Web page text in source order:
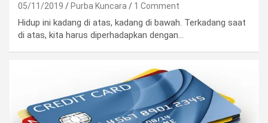
05/11/2019 Purba Kuncara 1 Comment
Hidup ini kadang di atas, kadang di bawah. Terkadang saat
di atas, kita harus diperhadapkan dengan…